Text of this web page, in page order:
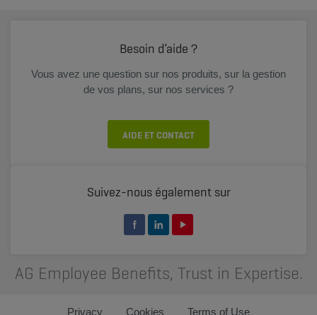
Besoin d’aide ?
Vous avez une question sur nos produits, sur la gestion
de vos plans, sur nos services ?
AIDE ET CONTACT
Suivez-nous également sur
AG Employee Benefits, Trust in Expertise.
Privacy Cookies Terms of Use